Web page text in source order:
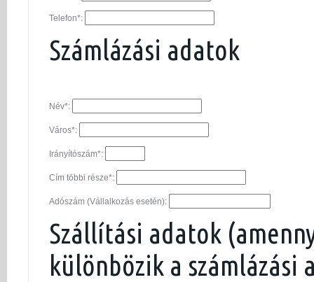
Telefon*:
Számlázási adatok
Név*:
Város*:
Irányítószám*:
Cím többi része*:
Adószám (Vállalkozás esetén):
Szállítási adatok
különbözik a számlázási